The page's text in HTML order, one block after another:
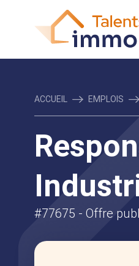
ACCUEIL EMPLOIS
#77675 - Offre